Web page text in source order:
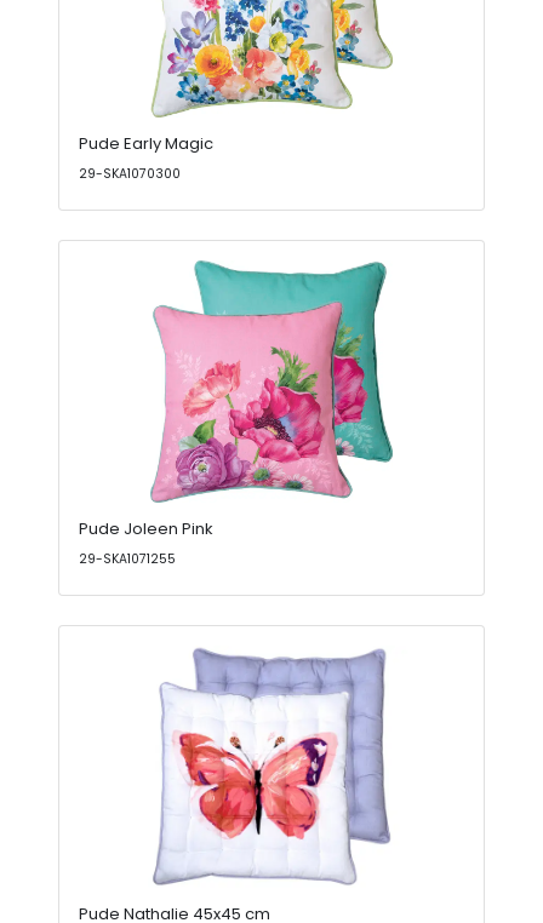
Pude Early Magic
29-SKA1070300
Pude Joleen Pink
29-SKA1071255
Pude Nathalie 45x45 cm